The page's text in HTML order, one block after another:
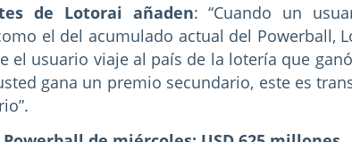
de Lotorai añaden: “Cuando un
el del acumulado actual del Powerball,
el usuario viaje al país de la lotería que
gana un premio secundario, este es